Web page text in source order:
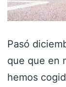
Pasó
que que en
hemos